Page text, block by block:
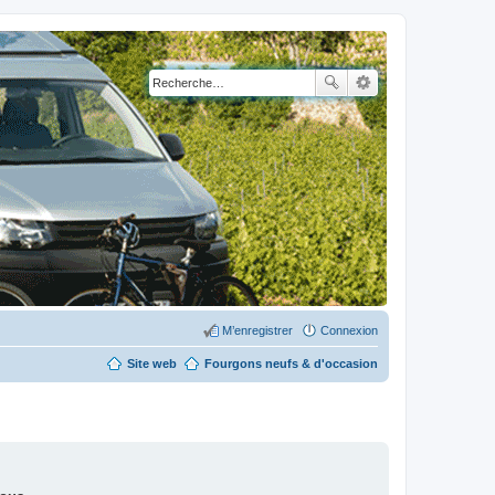
Connexion
M’enregistrer
Fourgons neufs & d'occasion
Site web